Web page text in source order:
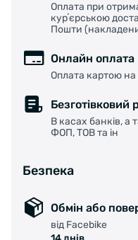
Оплата при
курʼєрською
Пошти
Онлайн оплата
Оплата картою на
Безготівковий
В касах банків, а
ФОП, ТОВ та ін
Безпека
Обмін або
від Facebike